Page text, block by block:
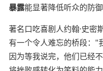
暴露能显著降低听众的防
著名口吃喜剧人约翰·史密
有一个令人难忘的桥段："
因为等我说完，他们已经